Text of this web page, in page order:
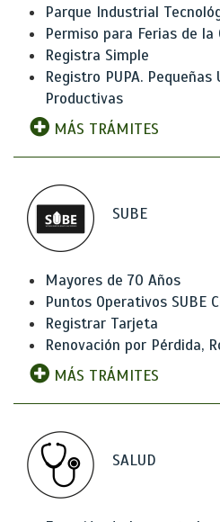
Parque Industrial
Permiso para Ferias de la
Registra Simple
Registro PUPA. Pequeñas
Productivas
MÁS TRÁMITES
SUBE
Mayores de 70 Años
Puntos Operativos SUBE
Registrar Tarjeta
Renovación por Pérdida,
MÁS TRÁMITES
SALUD